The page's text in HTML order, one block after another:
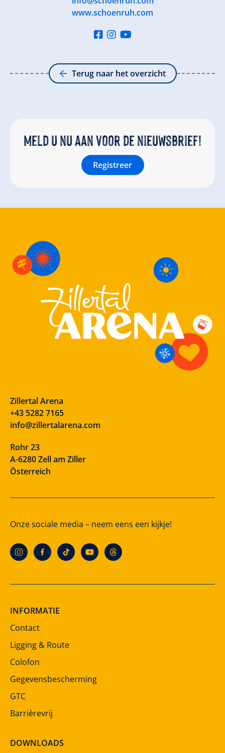
www.schoenruh.com
Terug naar het overzicht
Meld u nu aan voor de nieuwsbrief!
Registreer
Zillertal Arena
+43 5282 7165
info@zillertalarena.com
Rohr 23
A-6280 Zell am Ziller
Österreich
Onze sociale media – neem eens een kijkje!
INFORMATIE
Contact
Ligging & Route
Colofon
Gegevensbescherming
GTC
Barrièrevrij
DOWNLOADS